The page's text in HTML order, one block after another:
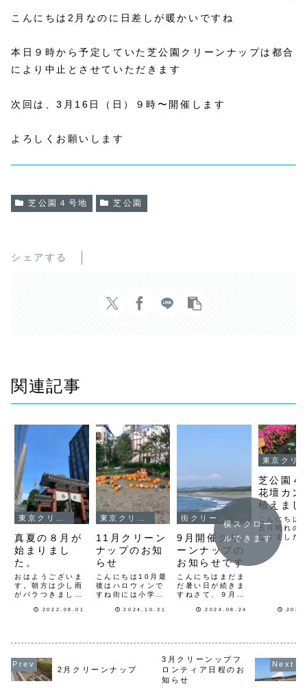
こんにちは2月なのに日差しが暖かいですね
本日９時から予定していた芝公園クリーンナップは都合
により中止とさせていただきます
次回は、3月16日（日）９時〜開催します
よろしくお願いします
芝公園４号地 芝公園
シェアする
関連記事
真夏の８月が
始まりまし
た。
おはようございま
す。朝方は少し雨
がパラつきました
てきました。今日
からが夏本番で
す。８月もクリー
ンナップフロンテ
ィアを開催してい
2022.08.01
11月クリーン
ナップのお知
らせ
こんにちは10月最
後はハロウィンで
すね街には小学生
いましたさて明日
６日（水）１２時
から 渋谷３丁目
クリーンナップ
集合場所は渋谷警
2024.10.31
街クリーン
9月開催クリ
ーンナップの
お知らせです
こんにちはまだま
だ暑い日が続きま
すねさて、９月の
芝公園と茅ヶ崎の
日（土）を予定し
ていましたが都合
により7日（土）
は中止とさせて頂
2024.08.24
芝公園４
花壇カン
植えま
こんにちは
五月晴れの
なりました
公園の掃除
にGWに購
カンナの球
いく多年層
咲く球根を
横スクロー
ルできます
2月クリーンナップ
3月クリーンップフ
ロンティア日程のお
知らせ